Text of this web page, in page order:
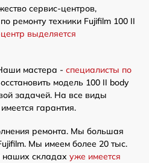
сервис-центров,
ремонту техники Fujifilm 100 II
выделяется
мастера - специалисты по
модель 100 II body
задачей. На все виды
гарантия.
ремонта. Мы большая
Мы имеем более 20 тыс.
наших складах уже имеется